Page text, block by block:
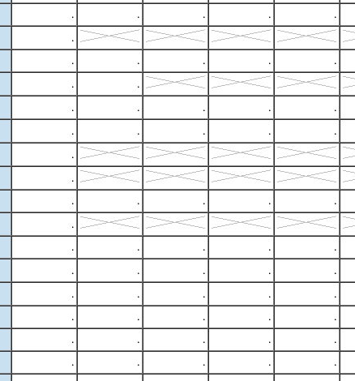
. . . . .
.
. . . . .
.
.
. . . . .
. . . . .
.
.
. . . . .
.
. . . . .
. . . . .
. . . . .
. . . . .
. . . . .
. . . . .